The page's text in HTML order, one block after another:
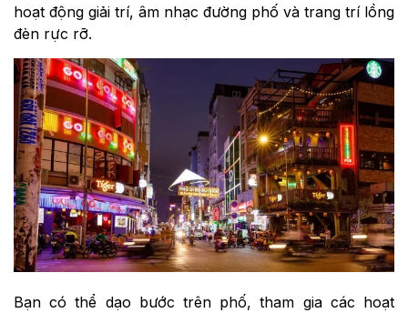
hoạt động giải trí, âm nhạc đường phố và trang trí lồng
đèn rực rỡ.
Bạn có thể dạo bước trên phố, tham gia các hoạt